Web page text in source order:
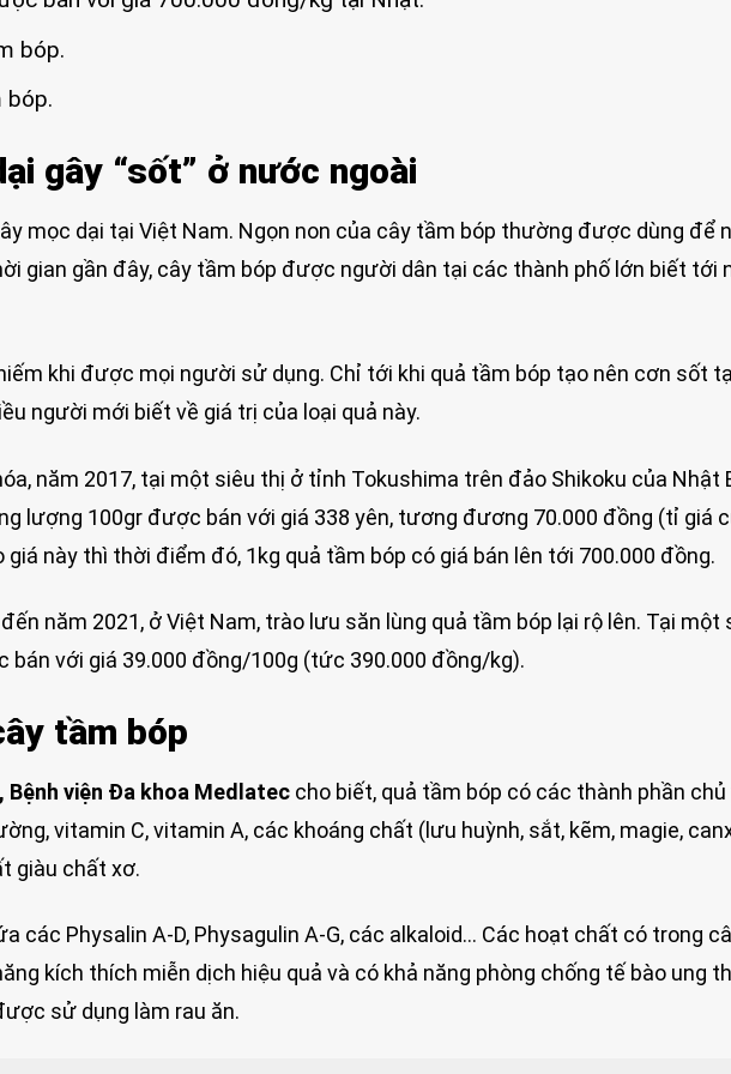
bóp.
bóp.
gây “sốt” ở nước ngoài
mọc dại tại Việt Nam. Ngọn non của cây tầm bóp thường được dùng để
gian gần đây, cây tầm bóp được người dân tại các thành phố lớn biết tới
khi được mọi người sử dụng. Chỉ tới khi quả tầm bóp tạo nên cơn sốt
người mới biết về giá trị của loại quả này.
năm 2017, tại một siêu thị ở tỉnh Tokushima trên đảo Shikoku của Nhật
lượng 100gr được bán với giá 338 yên, tương đương 70.000 đồng (tỉ giá
giá này thì thời điểm đó, 1kg quả tầm bóp có giá bán lên tới 700.000 đồng.
năm 2021, ở Việt Nam, trào lưu săn lùng quả tầm bóp lại rộ lên. Tại một
bán với giá 39.000 đồng/100g (tức 390.000 đồng/kg).
tầm bóp
Bệnh viện Đa khoa Medlatec cho biết, quả tầm bóp có các thành phần chủ
vitamin C, vitamin A, các khoáng chất (lưu huỳnh, sắt, kẽm, magie,
giàu chất xơ.
các Physalin A-D, Physagulin A-G, các alkaloid… Các hoạt chất có trong
kích thích miễn dịch hiệu quả và có khả năng phòng chống tế bào ung
sử dụng làm rau ăn.